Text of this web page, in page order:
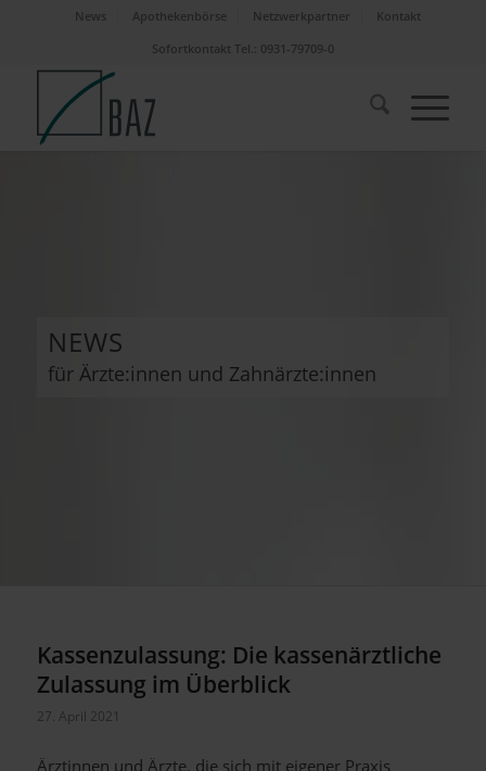
News Apothekenbörse Netzwerkpartner
Kontakt
Sofortkontakt Tel.: 0931-79709-0
NEWS
für Ärzte:innen und Zahnärzte:innen
Kassenzulassung: Die kassenärztliche
Zulassung im Überblick
27. April 2021
Ärztinnen und Ärzte, die sich mit eigener Praxis